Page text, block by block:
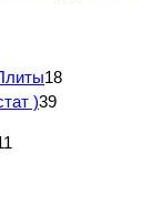
18
)39